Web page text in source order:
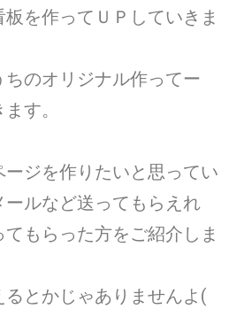
を作ってＵＰしていきま
ちのオリジナル作ってー
す。
ージを作りたいと思ってい
ールなど送ってもらえれ
もらった方をご紹介しま
とかじゃありませんよ(